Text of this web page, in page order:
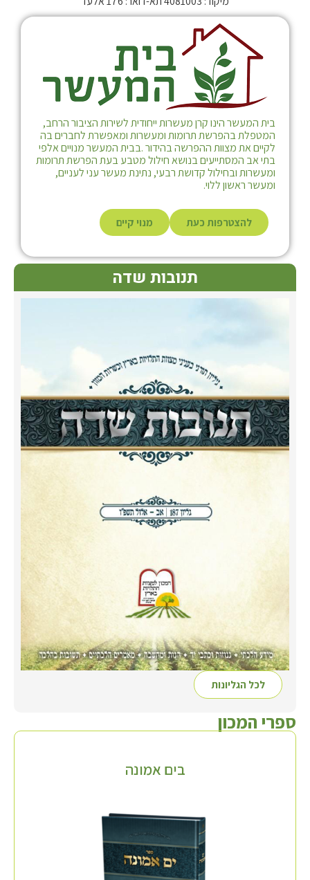
בית המעשר הינו קרן מעשרות ייחודית לשירות הציבור הרחב,
המטפלת בהפרשת תרומות ומעשרות ומאפשרת לחברים בה
לקיים את מצוות ההפרשה בהידור .בבית המעשר מנויים אלפי
בתי אב המסתייעים בנושא חילול מטבע בעת הפרשת תרומות
ומעשרות ובחילול קדושת רבעי, נתינת מעשר עני לעניים,
ומעשר ראשון ללוי.
להצטרפות כעת מנוי קיים
תנובות שדה
לכל הגליונות
ספרי המכון
בים אמונה